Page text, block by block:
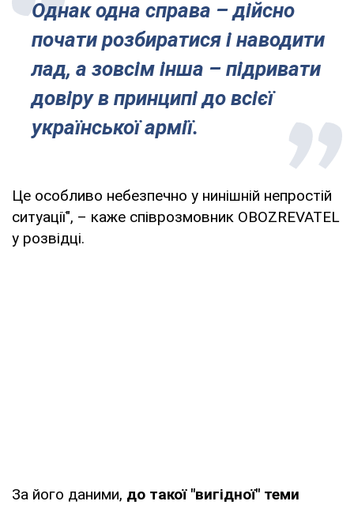
Однак одна справа – дійсно
почати розбиратися і наводити
лад, а зовсім інша – підривати
довіру в принципі до всієї
української армії.
Це особливо небезпечно у нинішній непростій
ситуації", – каже співрозмовник OBOZREVATEL
у розвідці.
За його даними, до такої "вигідної" теми